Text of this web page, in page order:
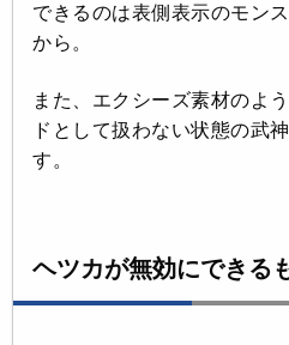
できるのは表側表示のモン
から。
また、エクシーズ素材のよ
ドとして扱わない状態の武
す。
ヘツカが無効にできる